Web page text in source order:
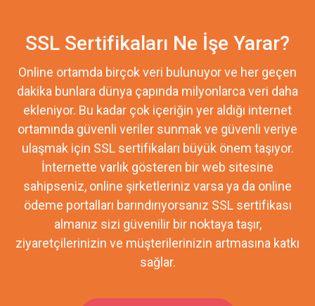
SSL Sertifikaları Ne İşe Yarar?
Online ortamda birçok veri bulunuyor ve her geçen
dakika bunlara dünya çapında milyonlarca veri daha
ekleniyor. Bu kadar çok içeriğin yer aldığı internet
ortamında güvenli veriler sunmak ve güvenli veriye
ulaşmak için SSL sertifikaları büyük önem taşıyor.
İnternette varlık gösteren bir web sitesine
sahipseniz, online şirketleriniz varsa ya da online
ödeme portalları barındırıyorsanız SSL sertifikası
almanız sizi güvenilir bir noktaya taşır,
ziyaretçilerinizin ve müşterilerinizin artmasına katkı
sağlar.